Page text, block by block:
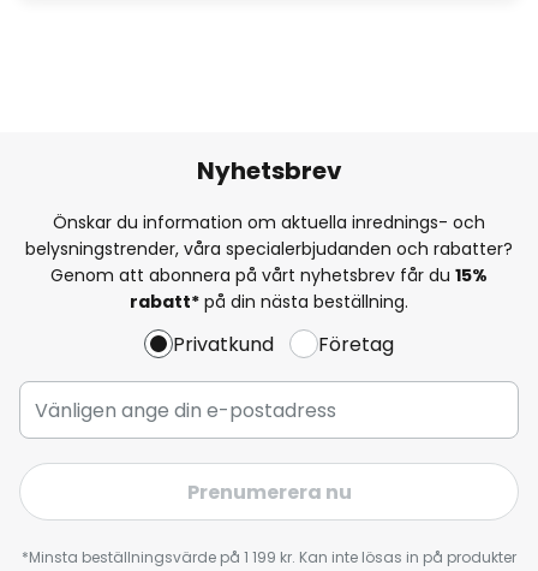
Nyhetsbrev
Önskar du information om aktuella inrednings- och
belysningstrender, våra specialerbjudanden och rabatter?
Genom att abonnera på vårt nyhetsbrev får du 15%
rabatt* på din nästa beställning.
Privatkund Företag
Prenumerera nu
*Minsta beställningsvärde på 1 199 kr. Kan inte lösas in på produkter